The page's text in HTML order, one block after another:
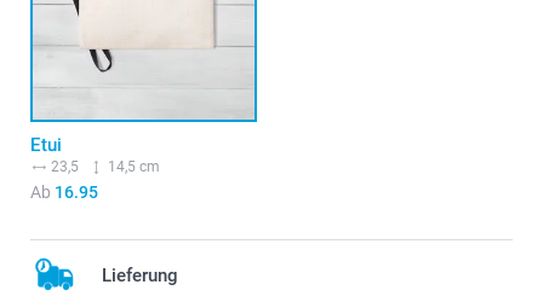
Etui
23,5 14,5 cm
Ab 16.95
Lieferung